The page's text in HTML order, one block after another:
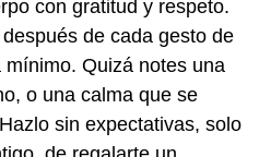
con gratitud y respeto.
de cada gesto de
Quizá notes una
o una calma que se
sin expectativas, solo